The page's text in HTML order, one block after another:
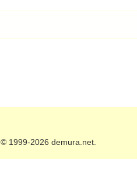
© 1999-2026 demura.net.